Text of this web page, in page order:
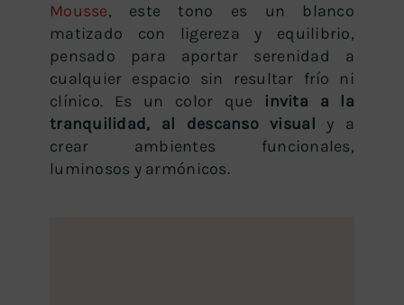
Mousse, este tono es un blanco
matizado con ligereza y equilibrio,
pensado para aportar serenidad a
cualquier espacio sin resultar frío ni
clínico. Es un color que invita a la
tranquilidad, al descanso visual y a
crear ambientes funcionales,
luminosos y armónicos.